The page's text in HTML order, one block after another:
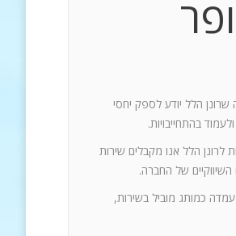
שרונן הלל יודע לספק יחסי
בהתחייבויות.
לרונן הלל אנו מקבלים שירות
כמותג מוביל בשירות,